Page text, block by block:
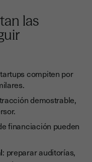
las
compiten por
demostrable,
financiación pueden
: preparar auditorías,